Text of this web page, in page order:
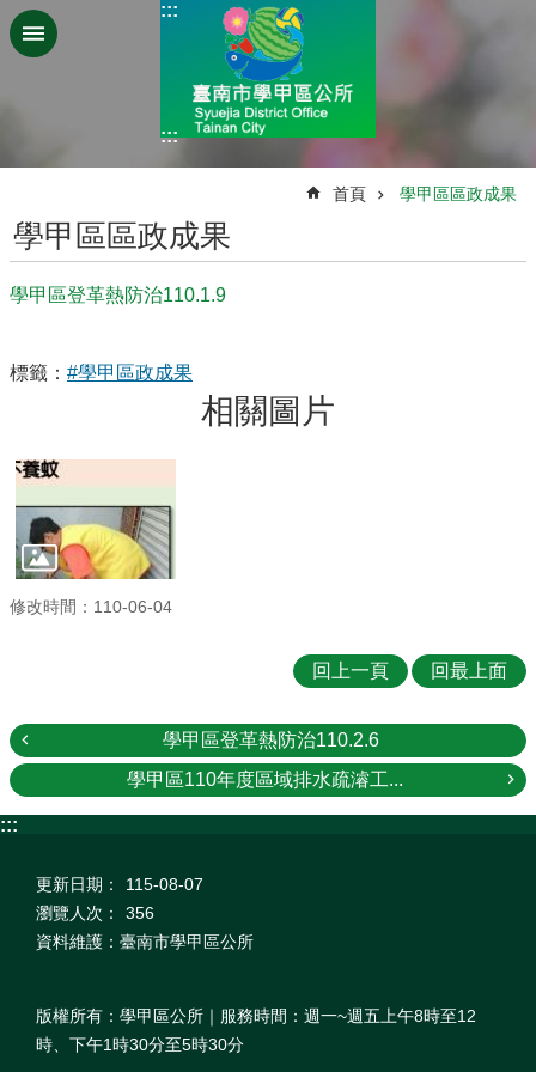
跳到主要內容區塊
:::
:::
首頁 學甲區區政成果
學甲區區政成果
學甲區登革熱防治110.1.9
標籤： #學甲區政成果
相關圖片
修改時間：110-06-04
回上一頁 回最上面
學甲區登革熱防治110.2.6
學甲區110年度區域排水疏濬工...
:::
更新日期：
115-08-07
瀏覽人次：
356
資料維護：臺南市學甲區公所
版權所有：學甲區公所｜服務時間：週一~週五上午8時至12
時、下午1時30分至5時30分